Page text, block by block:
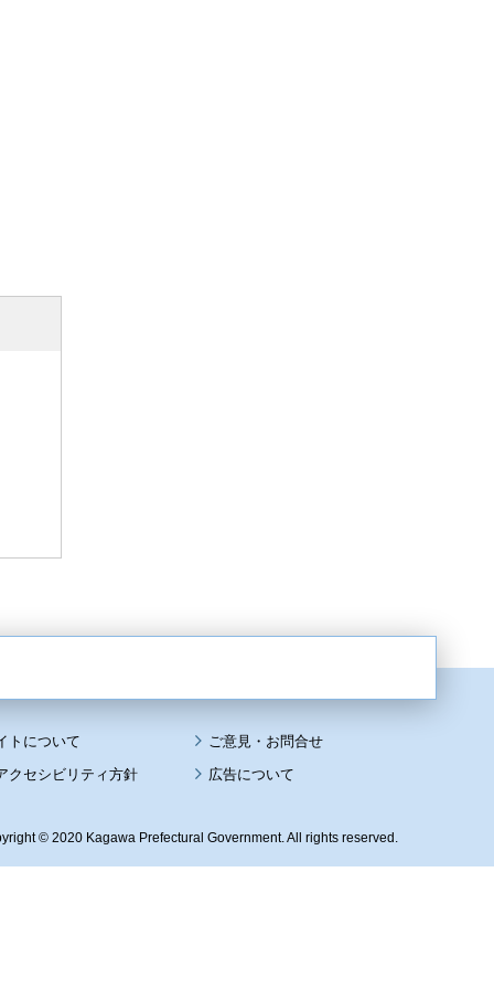
トについて
クセシビリティ方針
広告について
© 2020 Kagawa Prefectural Government. All rights reserved.